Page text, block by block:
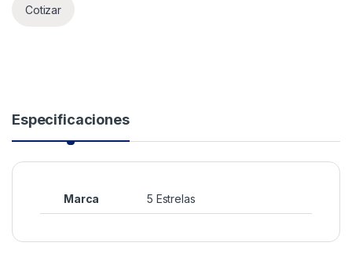
Cotizar
Especificaciones
Marca 5 Estrelas